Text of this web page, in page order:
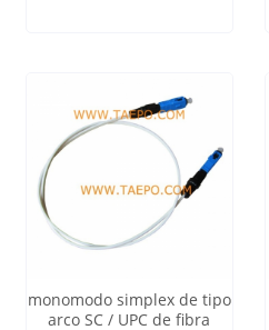
monomodo simplex de tipo
arco SC / UPC de fibra